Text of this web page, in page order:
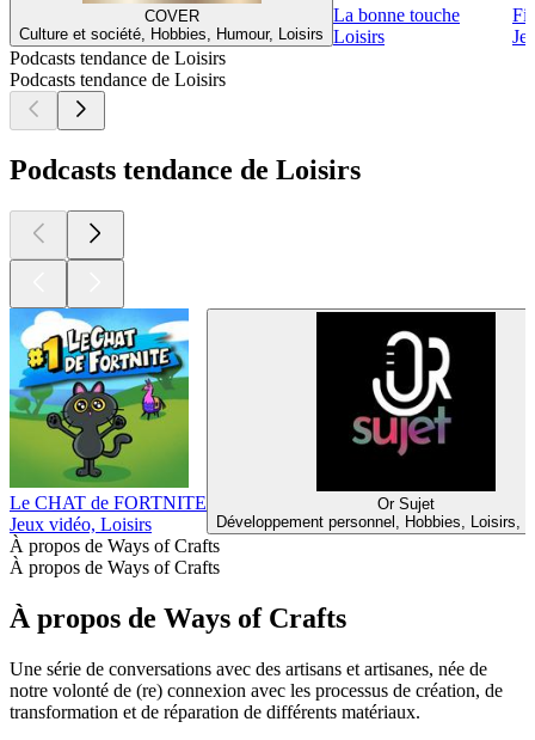
COVER
Culture et société, Hobbies, Humour, Loisirs
La bonne touche
Loisirs
Podcasts tendance de Loisirs
Podcasts tendance de Loisirs
Podcasts tendance de Loisirs
Le CHAT de FORTNITE
Jeux vidéo, Loisirs
Or Sujet
Développement personnel, Hobbies, Loisirs,
À propos de Ways of Crafts
À propos de Ways of Crafts
À propos de Ways of Crafts
Une série de conversations avec des artisans et artisanes, née de
notre volonté de (re) connexion avec les processus de création, de
transformation et de réparation de différents matériaux.